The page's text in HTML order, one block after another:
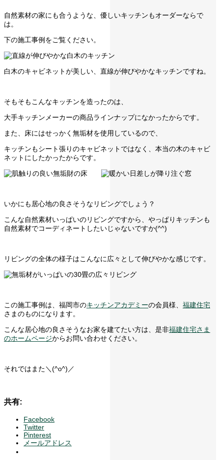
自然素材の家にも合うような、優しいキッチンもオーダーならで
は。
下の施工事例をご覧ください。
白木のキャビネットが美しい、直線が伸びやかなキッチンですね。
そもそもこんなキッチンを造ったのは、
大手キッチンメーカーの商品ラインナップになかったからです。
また、床にはせっかく無垢材を使用しているので、
キッチンもシート張りのキャビネットではなく、本当の木のキャビ
ネットにしたかったからです。
いかにも居心地の良さそうなリビングでしょう？
こんな自然素材いっぱいのリビングですから、やっぱりキッチンも
自然素材でコーディネートしたいじゃないですか(^^)
リビングの全体の様子はこんなに広々として伸びやかな感じです。
この施工事例は、福岡市のキッチンアカデミーの会員様、 福建住宅
さまのものになります。
こんな居心地の良さそうなお家を建てたい方は、是非福建住宅さま
のホームページからお問い合わせください。
それではまた＼(^o^)／
共有:
Facebook
Twitter
Pinterest
メールアドレス